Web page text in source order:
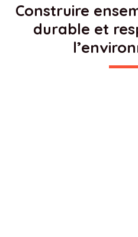
Construire
durable et